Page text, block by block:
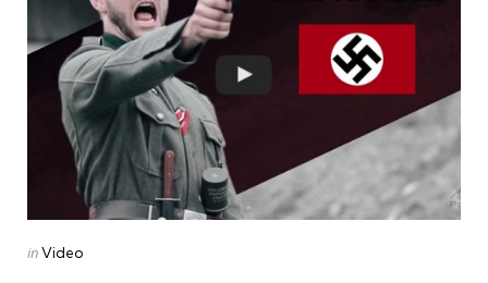
Categories
Posted
inVideo